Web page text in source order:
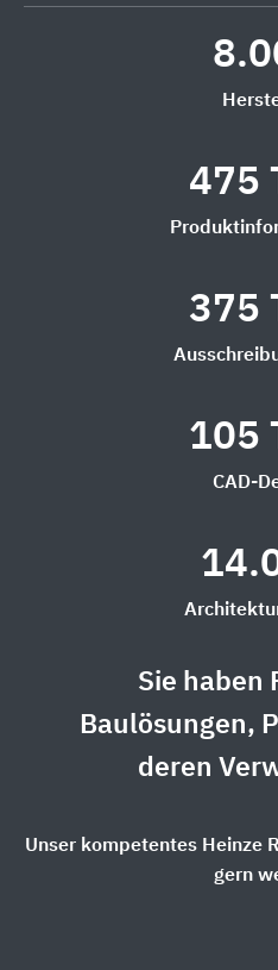
475
375
105
CAD-
Sie haben
Baulösungen,
deren
Unser kompetentes Heinze
gern